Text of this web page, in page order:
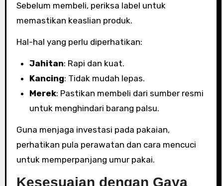
Sebelum membeli, periksa label untuk
memastikan keaslian produk.
Hal-hal yang perlu diperhatikan:
Jahitan: Rapi dan kuat.
Kancing: Tidak mudah lepas.
Merek: Pastikan membeli dari sumber resmi
untuk menghindari barang palsu.
Guna menjaga investasi pada pakaian,
perhatikan pula perawatan dan cara mencuci
untuk memperpanjang umur pakai.
Kesesuaian dengan Gaya